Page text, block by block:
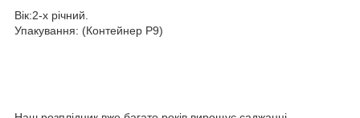
Вік:2-х річний.
Упакування: (Контейнер Р9)